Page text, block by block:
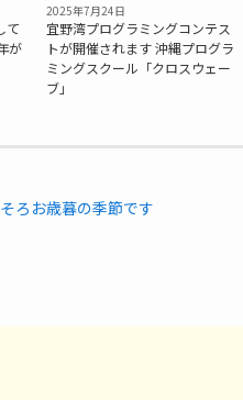
て
が
2025年7月24日
宜野湾プログラミングコンテス
トが開催されます 沖縄プログラ
ミングスクール「クロスウェー
ブ」
ろお歳暮の季節です